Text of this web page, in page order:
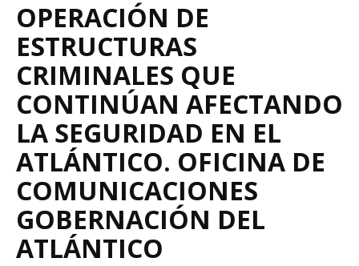
OPERACIÓN DE
ESTRUCTURAS
CRIMINALES QUE
CONTINÚAN AFECTANDO
LA SEGURIDAD EN EL
ATLÁNTICO. OFICINA DE
COMUNICACIONES
GOBERNACIÓN DEL
ATLÁNTICO